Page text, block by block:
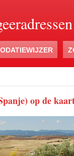
op de